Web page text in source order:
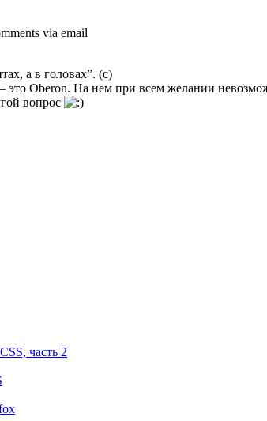
а в головах”. (с)
Oberon. На нем при всем желании
вопрос
часть 2